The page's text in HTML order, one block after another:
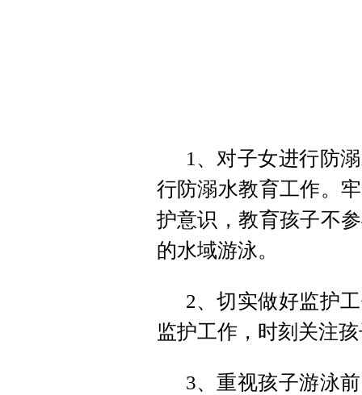
1、对子女进行防
行防溺水教育工作。
护意识，教育孩子不
的水域游泳。
2、切实做好监护
监护工作，时刻关注
3、重视孩子游泳